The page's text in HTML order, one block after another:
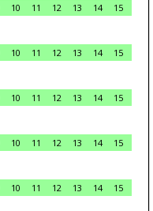
10 11 12 13 14
15
10 11 12 13 14
15
10 11 12 13 14
15
10 11 12 13 14
15
10 11 12 13 14
15